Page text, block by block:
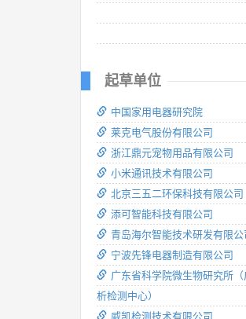
起草单位
中国家用电器研究院
莱克电气股份有限公司
浙江鼎元宠物用品有限公司
小米通讯技术有限公司
北京三五二环保科技有限公司
添可智能科技有限公司
青岛海尔智能技术研发有限公
宁波先锋电器制造有限公司
广东省科学院微生物研究所
析检测中心）
威凯检测技术有限公司